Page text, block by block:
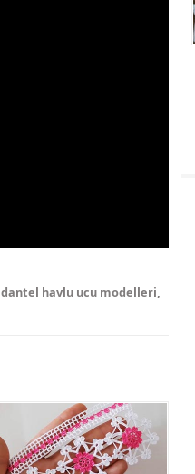
dantel havlu ucu modelleri,